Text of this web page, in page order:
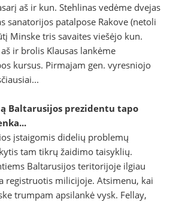
aš ir kun. Stehlinas vedėme dvejas
sanatorijos patalpose Rakove (netoli
Minske tris savaites viešėjo kun.
ir brolis Klausas lankėme
kursus. Pirmajam gen. vyresniojo
Baltarusijos prezidentu tapo
įstaigomis didelių problemų
tam tikrų žaidimo taisyklių.
Baltarusijos teritorijoje ilgiau
registruotis milicijoje. Atsimenu, kai
trumpam apsilankė vysk. Fellay,